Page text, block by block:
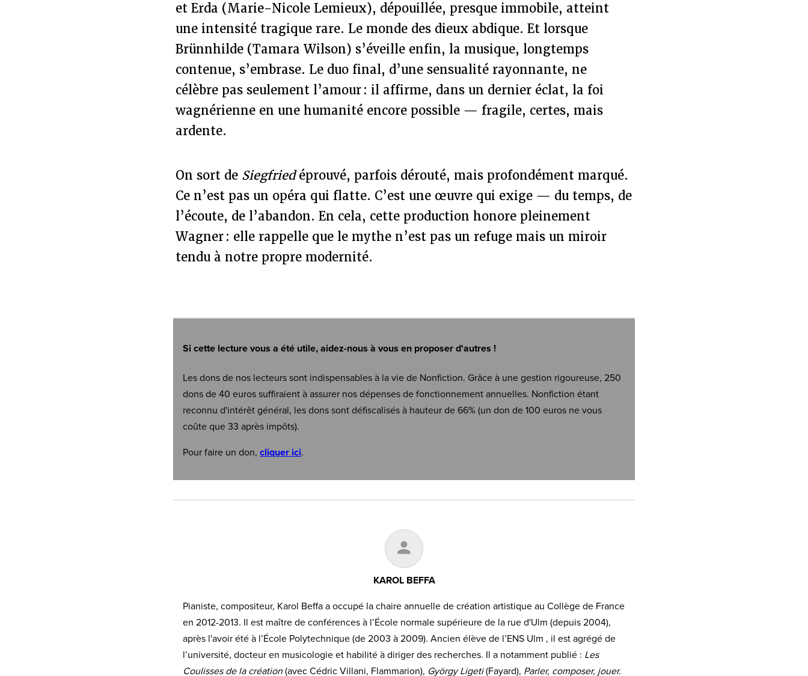
et Erda (Marie-Nicole Lemieux), dépouillée, presque immobile, atteint
une intensité tragique rare. Le monde des dieux abdique. Et lorsque
Brünnhilde (Tamara Wilson) s’éveille enfin, la musique, longtemps
contenue, s’embrase. Le duo final, d’une sensualité rayonnante, ne
célèbre pas seulement l’amour : il affirme, dans un dernier éclat, la foi
wagnérienne en une humanité encore possible — fragile, certes, mais
ardente.
On sort de Siegfriedéprouvé, parfois dérouté, mais profondément marqué.
Ce n’est pas un opéra qui flatte. C’est une œuvre qui exige — du temps, de
l’écoute, de l’abandon. En cela, cette production honore pleinement
Wagner : elle rappelle que le mythe n’est pas un refuge mais un miroir
tendu à notre propre modernité.
Si cette lecture vous a été utile, aidez-nous à vous en proposer d'autres !
Les dons de nos lecteurs sont indispensables à la vie de Nonfiction. Grâce à une gestion rigoureuse, 250
dons de 40 euros suffiraient à assurer nos dépenses de fonctionnement annuelles. Nonfiction étant
reconnu d'intérêt général, les dons sont défiscalisés à hauteur de 66% (un don de 100 euros ne vous
coûte que 33 après impôts).
Pour faire un don, cliquer ici.
KAROL BEFFA
Pianiste, compositeur, Karol Beffa a occupé la chaire annuelle de création artistique au Collège de France
en 2012-2013. Il est maître de conférences à l’École normale supérieure de la rue d'Ulm (depuis 2004),
après l'avoir été à l’École Polytechnique (de 2003 à 2009). Ancien élève de l’ENS Ulm , il est agrégé de
l’université, docteur en musicologie et habilité à diriger des recherches. Il a notamment publié : Les
Coulisses de la création (avec Cédric Villani, Flammarion), György Ligeti(Fayard), Parler, composer, jouer.